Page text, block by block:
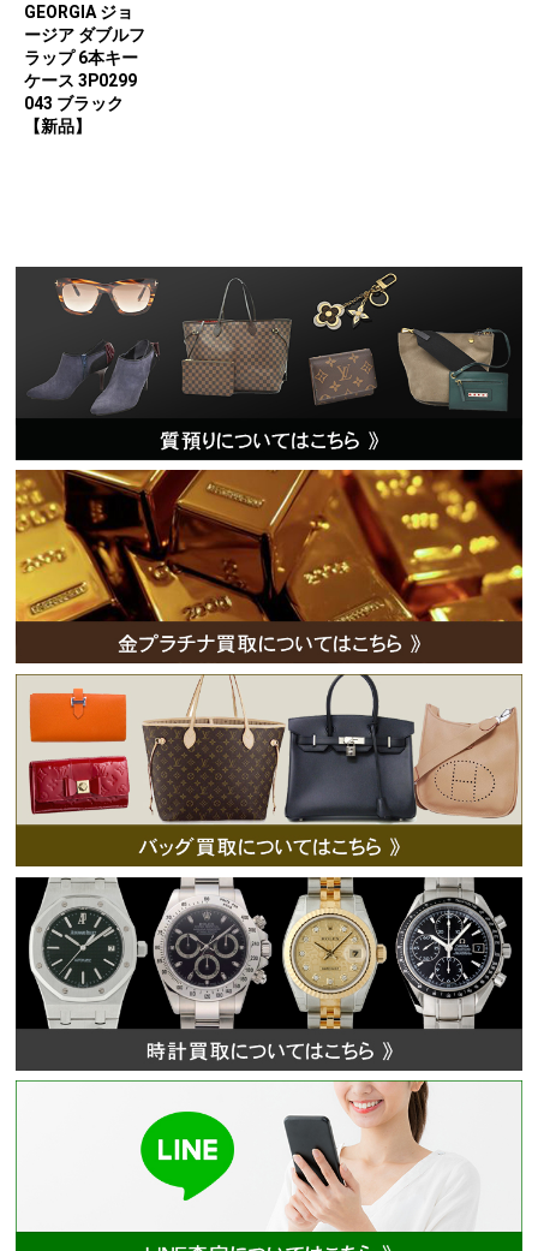
GEORGIA ジョ
ージア ダブルフ
ラップ 6本キー
ケース 3P0299
043 ブラック
【新品】